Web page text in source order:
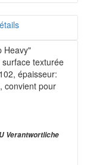
Heavy"
texturée
épaisseur:
convient pour
Verantwortliche